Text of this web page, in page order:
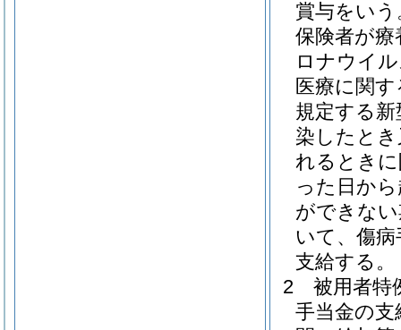
賞与をいう
保険者が
ロナウイ
医療に関
規定する
染したと
れるとき
った日か
ができな
いて、傷病
支給する。
2
被用者特
手当金の